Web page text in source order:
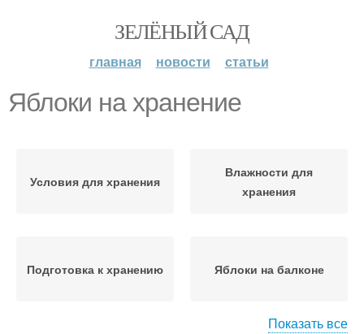
ЗЕЛЁНЫЙ САД
главная новости статьи
Яблоки на хранение
Условия для хранения
Влажности для
хранения
Подготовка к хранению Яблоки на балконе
Показать все